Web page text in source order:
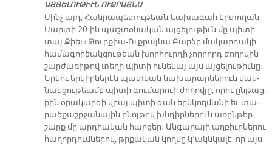
ԱՅ­ՑԵ­ԼՈՒ­ԹԻՒՆ ՈՒՔ­ՐԱՅ­ՆԱ
Մինչ այդ, Հան­րա­պե­տու­թեան Նա­խա­գահ Էր­տո­ղան
Մար­տի 20-ին պաշ­տօ­նա­կան այ­ցե­լու­թիւն մը պի­տի
տայ Քիեւ։ Թուր­քիա-Ուք­րայ­նա Բարձր մա­կար­դա­կի
հա­մա­գոր­ծակ­ցու­թեան խոր­հուր­դի չոր­րորդ ժո­ղո­վին
շար­ժա­ռի­թով տե­ղի պի­տի ու­նե­նայ այս այ­ցե­լու­թիւ­նը։
Եր­կու եր­կիր­նե­րէն պատ­կան նա­խա­րար­նե­րուն մաս­
նակ­ցու­թեամբ պի­տի գու­մարուի ժո­ղո­վյը, ո­րու ըն­թաց­
քին օ­րա­կար­գի վրայ պի­տի գան երկ­կող­մա­նի եւ տա­
րած­քաշր­ջա­նա­յին բնոյ­թով խնդիր­նե­րուն ա­ռըն­թեր
շարք մը ար­դիա­կան հար­ցեր։ Ան­գա­րա­յի աղ­բիւր­նե­րու
հա­ղոր­դում­նե­րով, թրքա­կան կող­մը կ՚ակնկա­լէ, որ այս